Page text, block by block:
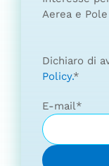
Aerea e
Dichiaro di
Policy.*
E-mail*